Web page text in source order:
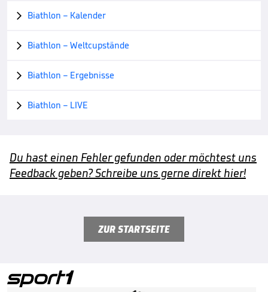
 Biathlon – Kalender
 Biathlon – Weltcupstände
 Biathlon – Ergebnisse
 Biathlon – LIVE
Du hast einen Fehler gefunden oder möchtest uns
Feedback geben? Schreibe uns gerne direkt hier!
ZUR STARTSEITE